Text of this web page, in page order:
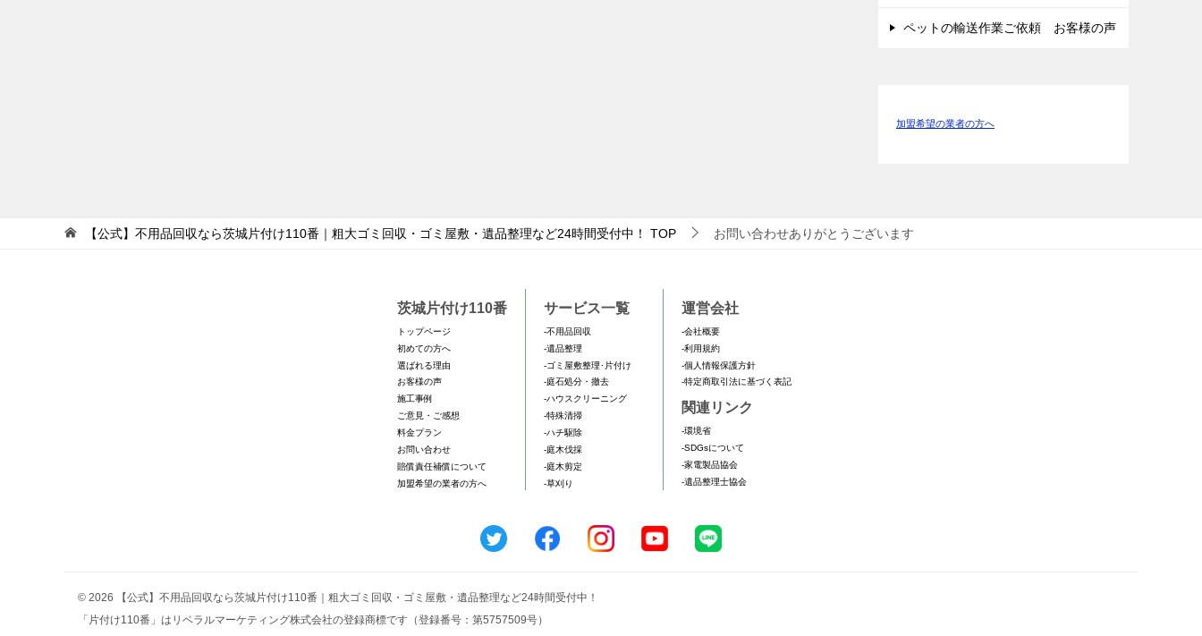
ペットの輸送作業ご依頼 お客様の声
加盟希望の業者の方へ
【公式】不用品回収なら茨城片付け110番｜粗大ゴミ回収・ゴミ屋敷・遺品整理など24時間受付中！ TOP お問い合わせありがとうございます
茨城片付け110番
トップページ
初めての方へ
選ばれる理由
お客様の声
施工事例
ご意見・ご感想
料金プラン
お問い合わせ
賠償責任補償について
加盟希望の業者の方へ
サービス一覧
-不用品回収
-遺品整理
-ゴミ屋敷整理･片付け
-庭石処分・撤去
-ハウスクリーニング
-特殊清掃
-ハチ駆除
-庭木伐採
-庭木剪定
-草刈り
運営会社
-会社概要
-利用規約
-個人情報保護方針
-特定商取引法に基づく表記
関連リンク
-環境省
-SDGsについて
-家電製品協会
-遺品整理士協会
© 2026 【公式】不用品回収なら茨城片付け110番｜粗大ゴミ回収・ゴミ屋敷・遺品整理など24時間受付中！
「片付け110番」はリベラルマーケティング株式会社の登録商標です（登録番号：第5757509号）